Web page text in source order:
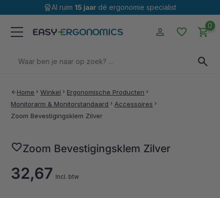
editor_choiceAl ruim 15 jaar dé ergonomie specialist
search
person favorite 0
shopping_cart
arrow_back Home chevron_rightWinkel chevron_right Ergonomische Producten chevron_right
Monitorarm & Monitorstandaard chevron_right Accessoires chevron_right
Zoom Bevestigingsklem Zilver
favoriteZoom Bevestigingsklem Zilver
32,67 Incl. btw